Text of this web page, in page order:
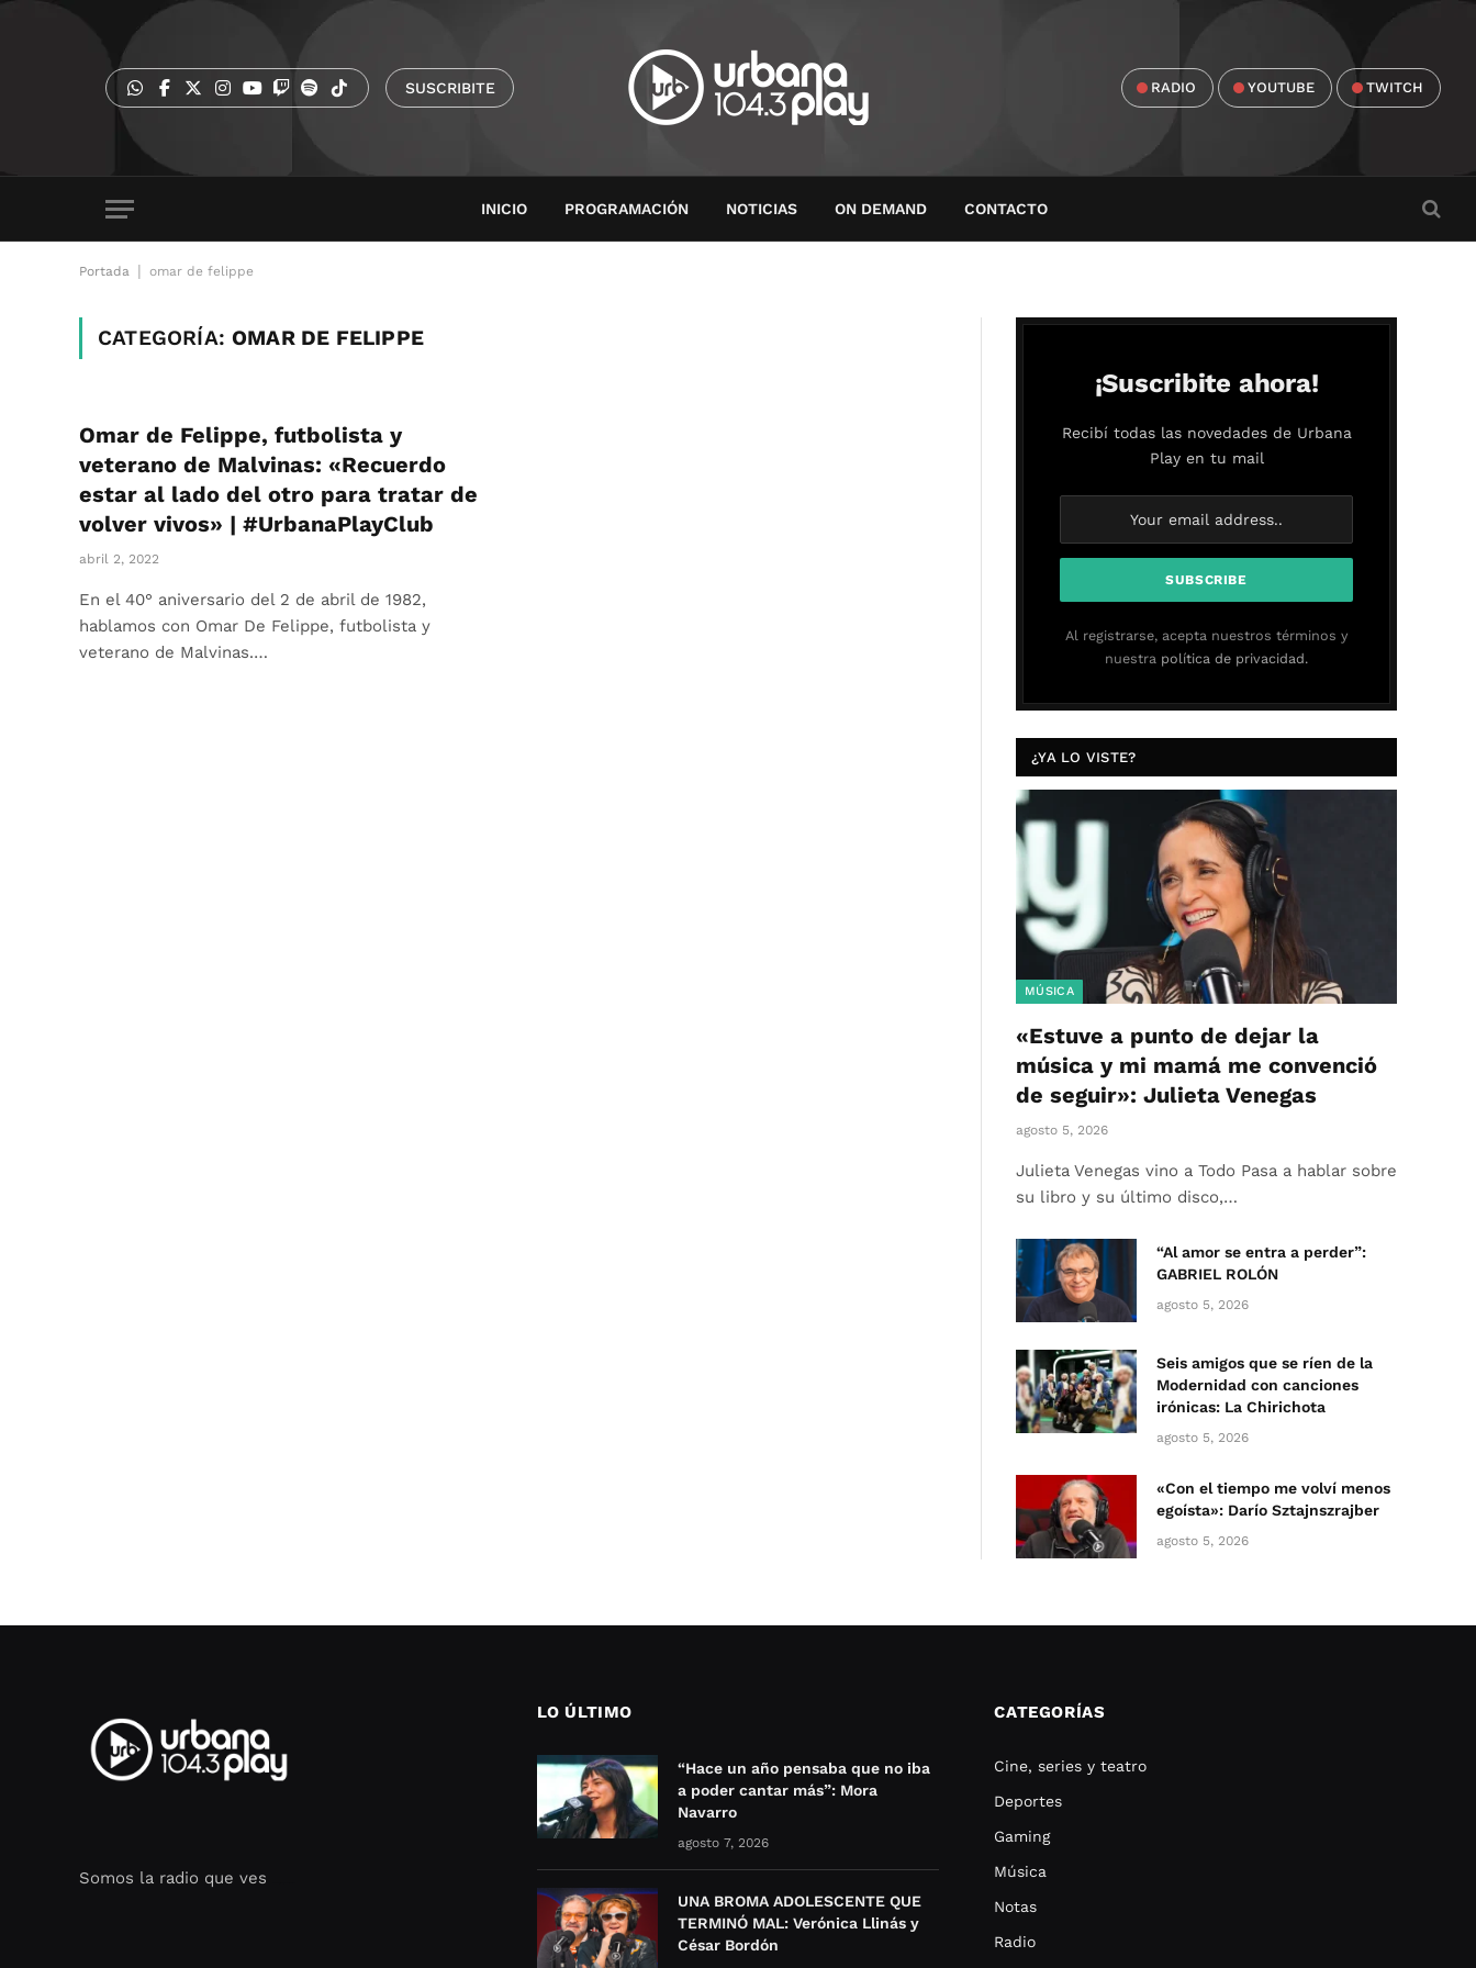
SUSCRIBITE RADIO YOUTUBE TWITCH
INICIO PROGRAMACIÓN NOTICIAS ON DEMAND CONTACTO
Portada omar de felippe
CATEGORÍA:OMAR DE FELIPPE
Omar de Felippe, futbolista y
veterano de Malvinas: «Recuerdo
estar al lado del otro para tratar de
volver vivos» | #UrbanaPlayClub
abril 2, 2022
En el 40° aniversario del 2 de abril de 1982,
hablamos con Omar De Felippe, futbolista y
veterano de Malvinas.…
¡Suscribite ahora!
Recibí todas las novedades de Urbana
Play en tu mail
Al registrarse, acepta nuestros términos y
nuestra política de privacidad.
¿YA LO VISTE?
MÚSICA
«Estuve a punto de dejar la
música y mi mamá me convenció
de seguir»: Julieta Venegas
agosto 5, 2026
Julieta Venegas vino a Todo Pasa a hablar sobre
su libro y su último disco,…
“Al amor se entra a perder”:
GABRIEL ROLÓN
agosto 5, 2026
Seis amigos que se ríen de la
Modernidad con canciones
irónicas: La Chirichota
agosto 5, 2026
«Con el tiempo me volví menos
egoísta»: Darío Sztajnszrajber
agosto 5, 2026
Somos la radio que ves
LO ÚLTIMO
“Hace un año pensaba que no iba
a poder cantar más”: Mora
Navarro
agosto 7, 2026
UNA BROMA ADOLESCENTE QUE
TERMINÓ MAL: Verónica Llinás y
César Bordón
CATEGORÍAS
Cine, series y teatro
Deportes
Gaming
Música
Notas
Radio